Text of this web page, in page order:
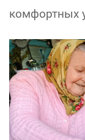
комфортных